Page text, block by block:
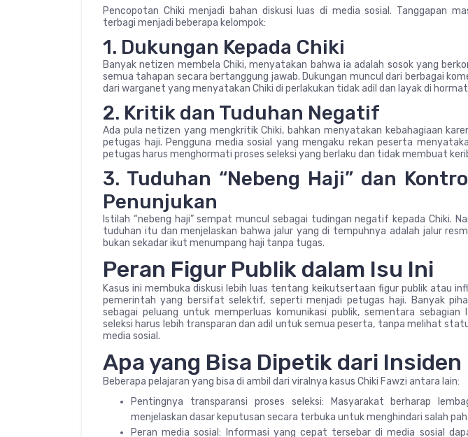
Pencopotan Chiki menjadi bahan diskusi luas di media sosial. Tanggapan
terbagi menjadi beberapa kelompok:
1. Dukungan Kepada Chiki
Banyak netizen membela Chiki, menyatakan bahwa ia adalah sosok yang
semua tahapan secara bertanggung jawab. Dukungan muncul dari berbagai
dari warganet yang menyatakan Chiki di perlakukan tidak adil dan layak di
2. Kritik dan Tuduhan Negatif
Ada pula netizen yang mengkritik Chiki, bahkan menyatakan kebahagiaan
petugas haji. Pengguna media sosial yang mengaku rekan peserta
petugas harus menghormati proses seleksi yang berlaku dan tidak membuat
3. Tuduhan “Nebeng Haji” dan
Penunjukan
Istilah “nebeng haji” sempat muncul sebagai tudingan negatif kepada Chiki.
tuduhan itu dan menjelaskan bahwa jalur yang di tempuhnya adalah jalur
bukan sekadar ikut menumpang haji tanpa tugas.
Peran Figur Publik dalam Isu Ini
Kasus ini membuka diskusi lebih luas tentang keikutsertaan figur publik atau
pemerintah yang bersifat selektif, seperti menjadi petugas haji. Banyak
sebagai peluang untuk memperluas komunikasi publik, sementara sebagian
seleksi harus lebih transparan dan adil untuk semua peserta, tanpa melihat
media sosial.
Apa yang Bisa Dipetik dari Insiden
Beberapa pelajaran yang bisa di ambil dari viralnya kasus Chiki Fawzi antara lain:
Pentingnya transparansi proses seleksi: Masyarakat berharap
menjelaskan dasar keputusan secara terbuka untuk menghindari salah
Peran media sosial: Informasi yang cepat tersebar di media sosial